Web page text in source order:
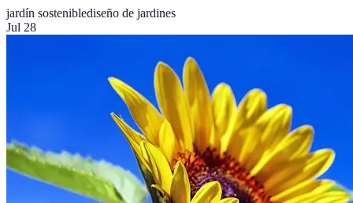
jardín sosteniblediseño de jardines
Jul 28